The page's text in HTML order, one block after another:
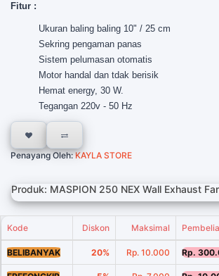
Fitur :
Ukuran baling baling 10" / 25 cm
Sekring pengaman panas
Sistem pelumasan otomatis
Motor handal dan tdak berisik
Hemat energy, 30 W.
Tegangan 220v - 50 Hz
Penayang Oleh:KAYLA STORE
Produk: MASPION 250 NEX Wall Exhaust
Kode Diskon Maksimal
BELIBANYAK 20% Rp. 10.000 Rp.